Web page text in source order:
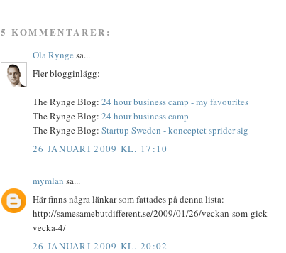
5 KOMMENTARER:
Ola Rynge sa...
Fler blogginlägg:
The Rynge Blog: 24 hour business camp - my favourites
The Rynge Blog: 24 hour business camp
The Rynge Blog: Startup Sweden - konceptet sprider sig
26 JANUARI 2009 KL. 17:10
mymlan sa...
Här finns några länkar som fattades på denna lista:
http://samesamebutdifferent.se/2009/01/26/veckan-som-gick-
vecka-4/
26 JANUARI 2009 KL. 20:02